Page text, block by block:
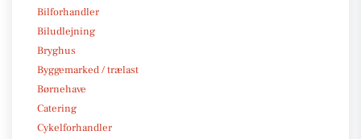
Bilforhandler
Biludlejning
Bryghus
Byggemarked / trælast
Børnehave
Catering
Cykelforhandler